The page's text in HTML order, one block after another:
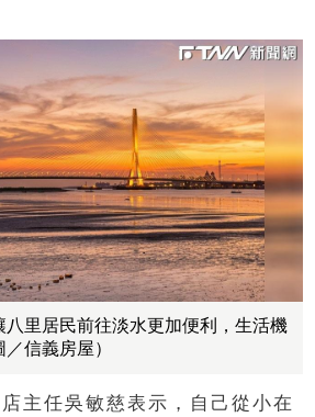
八里居民前往淡水更加便利，生活機
信義房屋）
主任吳敏慈表示，自己從小在